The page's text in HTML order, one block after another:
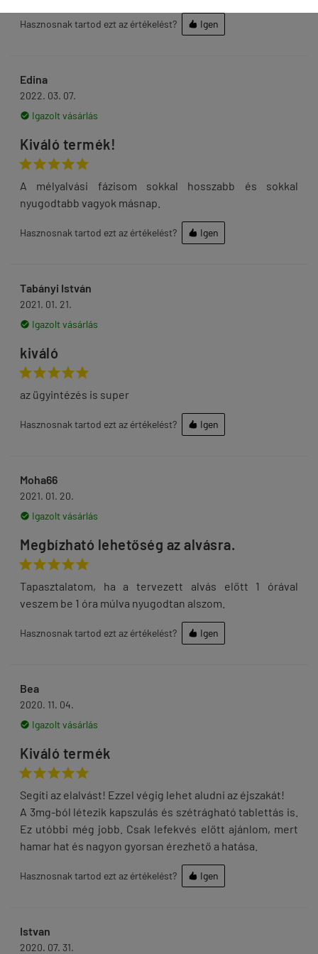
Hasznosnak tartod ezt az értékelést?  Igen
Edina
2022. 03. 07.
 Igazolt vásárlás
Kiváló termék!

A mélyalvási fázisom sokkal hosszabb és sokkal
nyugodtabb vagyok másnap.
Hasznosnak tartod ezt az értékelést?  Igen
Tabányi István
2021. 01. 21.
 Igazolt vásárlás
kiváló

az ügyintézés is super
Hasznosnak tartod ezt az értékelést?  Igen
Moha66
2021. 01. 20.
 Igazolt vásárlás
Megbízható lehetőség az alvásra.

Tapasztalatom, ha a tervezett alvás előtt 1 órával
veszem be 1 óra múlva nyugodtan alszom.
Hasznosnak tartod ezt az értékelést?  Igen
Bea
2020. 11. 04.
 Igazolt vásárlás
Kiváló termék

Segíti az elalvást! Ezzel végig lehet aludni az éjszakát!
A 3mg-ból létezik kapszulás és szétrágható tablettás is.
Ez utóbbi még jobb. Csak lefekvés előtt ajánlom, mert
hamar hat és nagyon gyorsan érezhető a hatása.
Hasznosnak tartod ezt az értékelést?  Igen
Istvan
2020. 07. 31.